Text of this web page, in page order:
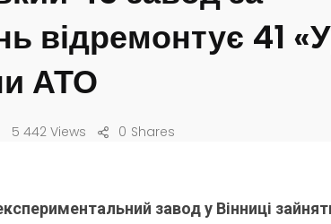
відремонтує 41
АТО
5 442 Views Shares
0
завод у Вінниці